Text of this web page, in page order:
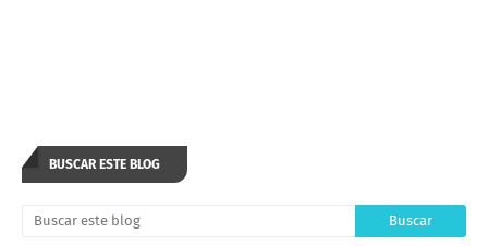
BUSCAR ESTE BLOG